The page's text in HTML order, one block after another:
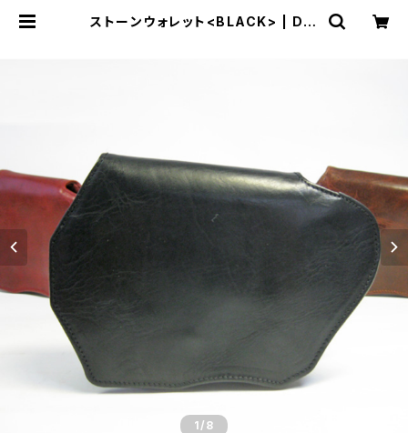
ストーンウォレット<BLACK> | Daj
1/8